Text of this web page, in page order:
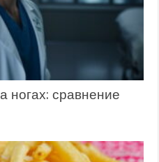
ногах: сравнение